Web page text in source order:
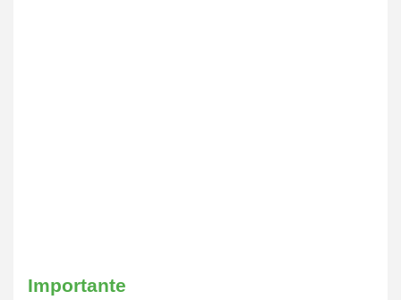
Importante